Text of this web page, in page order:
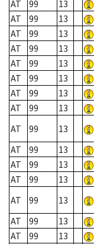
AT
99 13
AT
99 13
AT
99 13
AT
99 13
AT
99 13
AT
99 13
AT
99 13
AT
99 13
AT
99 13
AT
99 13
AT
99 13
AT
99 13
AT
99 13
AT
99 13
AT
99 13